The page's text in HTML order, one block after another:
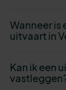
Wanneer is
uitvaart in
Kan ik een